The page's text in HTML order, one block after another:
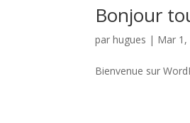
Bonjour
parhugues | Mar 1,
Bienvenue sur